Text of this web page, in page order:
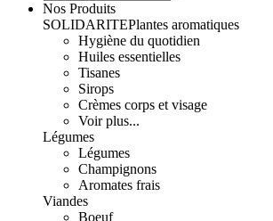
Nos Produits
SOLIDARITEPlantes aromatiques
Hygiène du quotidien
Huiles essentielles
Tisanes
Sirops
Crèmes corps et visage
Voir plus...
Légumes
Légumes
Champignons
Aromates frais
Viandes
Boeuf